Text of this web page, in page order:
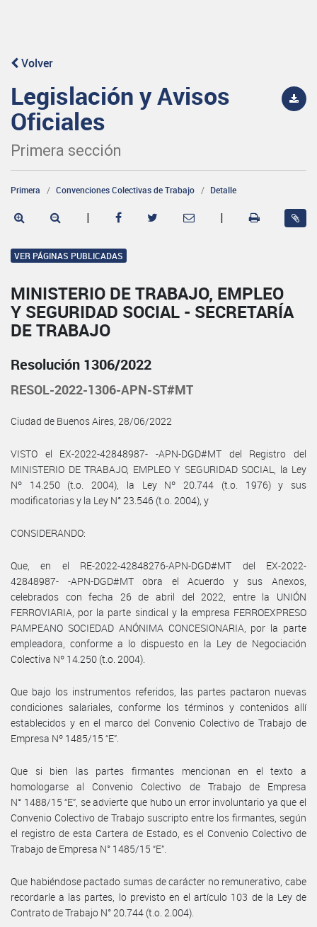
Volver
Legislación y Avisos
Oficiales
Primera sección
Primera Convenciones Colectivas de Trabajo Detalle
| |
VER PÁGINAS PUBLICADAS
MINISTERIO DE TRABAJO, EMPLEO
Y SEGURIDAD SOCIAL - SECRETARÍA
DE TRABAJO
Resolución 1306/2022
RESOL-2022-1306-APN-ST#MT
Ciudad de Buenos Aires, 28/06/2022
VISTO el EX-2022-42848987- -APN-DGD#MT del Registro del
MINISTERIO DE TRABAJO, EMPLEO Y SEGURIDAD SOCIAL, la Ley
Nº 14.250 (t.o. 2004), la Ley Nº 20.744 (t.o. 1976) y sus
modificatorias y la Ley N° 23.546 (t.o. 2004), y
CONSIDERANDO:
Que, en el RE-2022-42848276-APN-DGD#MT del EX-2022-
42848987- -APN-DGD#MT obra el Acuerdo y sus Anexos,
celebrados con fecha 26 de abril del 2022, entre la UNIÓN
FERROVIARIA, por la parte sindical y la empresa FERROEXPRESO
PAMPEANO SOCIEDAD ANÓNIMA CONCESIONARIA, por la parte
empleadora, conforme a lo dispuesto en la Ley de Negociación
Colectiva Nº 14.250 (t.o. 2004).
Que bajo los instrumentos referidos, las partes pactaron nuevas
condiciones salariales, conforme los términos y contenidos allí
establecidos y en el marco del Convenio Colectivo de Trabajo de
Empresa Nº 1485/15 “E”.
Que si bien las partes firmantes mencionan en el texto a
homologarse al Convenio Colectivo de Trabajo de Empresa
N° 1488/15 “E”, se advierte que hubo un error involuntario ya que el
Convenio Colectivo de Trabajo suscripto entre los firmantes, según
el registro de esta Cartera de Estado, es el Convenio Colectivo de
Trabajo de Empresa N° 1485/15 “E”.
Que habiéndose pactado sumas de carácter no remunerativo, cabe
recordarle a las partes, lo previsto en el artículo 103 de la Ley de
Contrato de Trabajo N° 20.744 (t.o. 2.004).